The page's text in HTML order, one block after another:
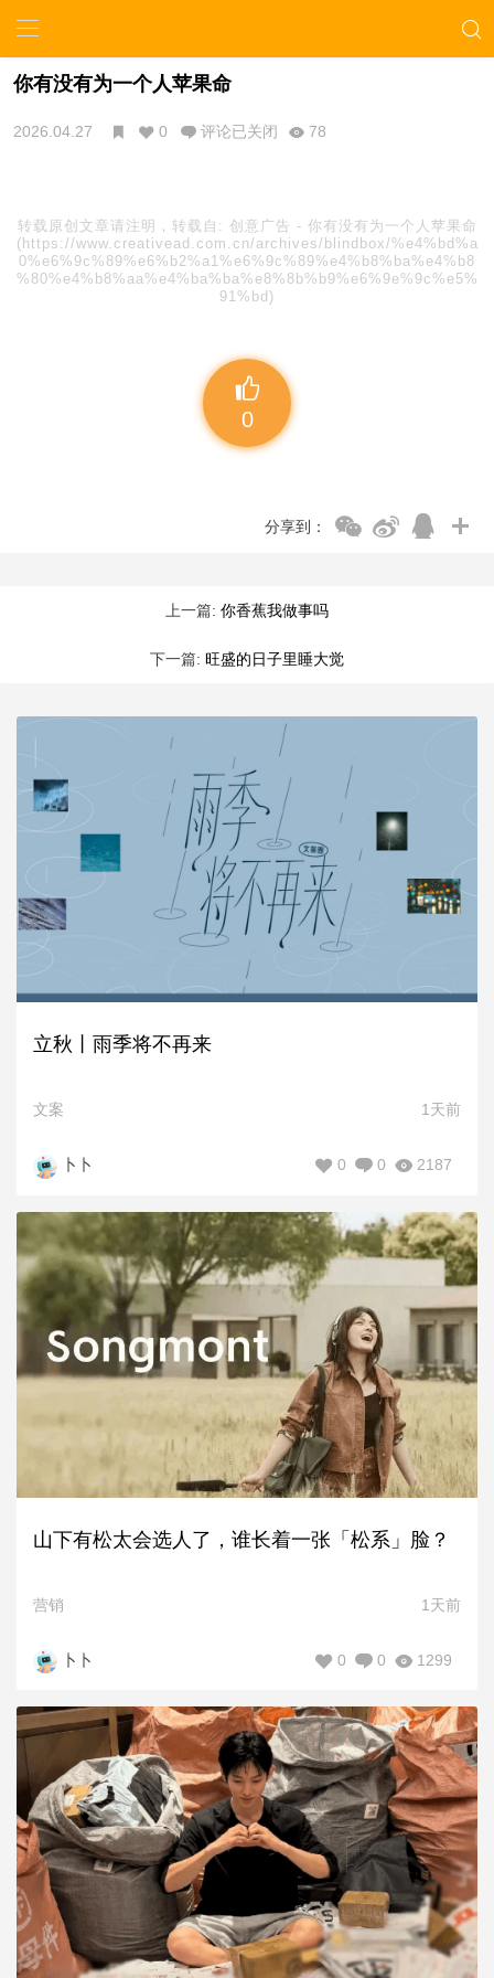
你有没有为一个人苹果命
2026.04.27 0 评论已关闭 78
转载原创文章请注明，转载自: 创意广告 - 你有没有为一个人苹果命
(https://www.creativead.com.cn/archives/blindbox/%e4%bd%a
0%e6%9c%89%e6%b2%a1%e6%9c%89%e4%b8%ba%e4%b8
%80%e4%b8%aa%e4%ba%ba%e8%8b%b9%e6%9e%9c%e5%
91%bd)
0
分享到：
上一篇: 你香蕉我做事吗
下一篇: 旺盛的日子里睡大觉
立秋丨雨季将不再来
文案 1天前
卜卜 2187
0
0
山下有松太会选人了，谁长着一张「松系」脸？
营销 1天前
卜卜 1299
0
0